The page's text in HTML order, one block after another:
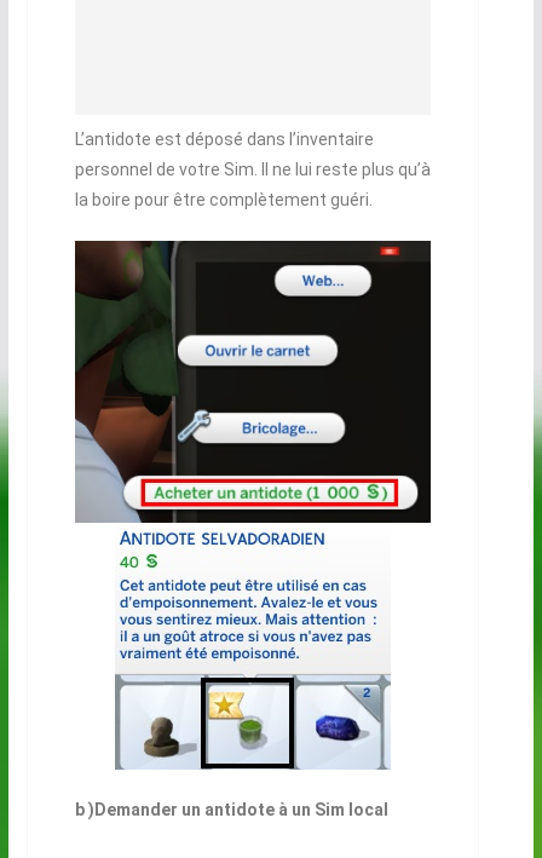
L’antidote est déposé dans l’inventaire
personnel de votre Sim. Il ne lui reste plus qu’à
la boire pour être complètement guéri.
b ) Demander un antidote à un Sim local